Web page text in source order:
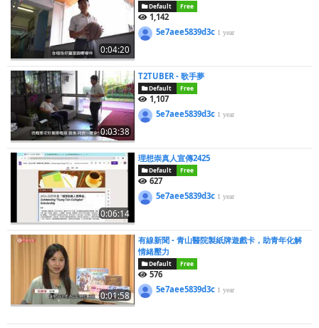
0:04:20
Default Free
1,142
5e7aee5839d3c 1 year
0:03:38
T2TUBER - 歌手夢
Default Free
1,107
5e7aee5839d3c 1 year
0:06:14
理想崇真人宣傳2425
Default Free
627
5e7aee5839d3c 1 year
0:01:58
有線新聞 - 青山醫院製紙牌遊戲卡，助青年化解
情緒壓力
Default Free
576
5e7aee5839d3c 1 year